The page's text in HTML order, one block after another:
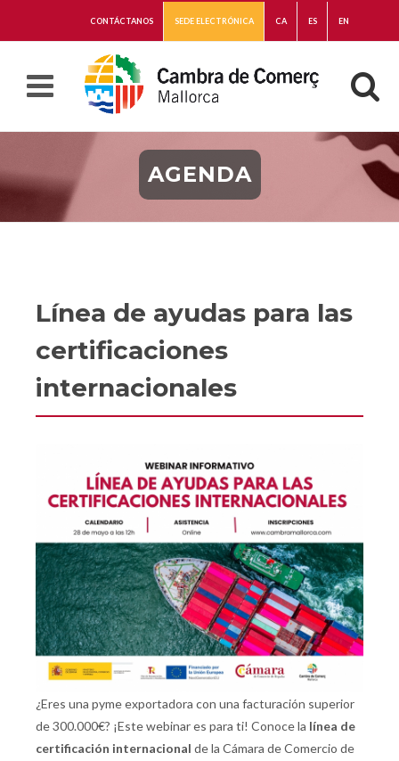
CONTÁCTANOS SEDE ELECTRÓNICA CA ES EN
AGENDA
Línea de ayudas para las
certificaciones
internacionales
¿Eres una pyme exportadora con una facturación superior
de 300.000€? ¡Este webinar es para ti! Conoce la línea de
certificación internacional de la Cámara de Comercio de